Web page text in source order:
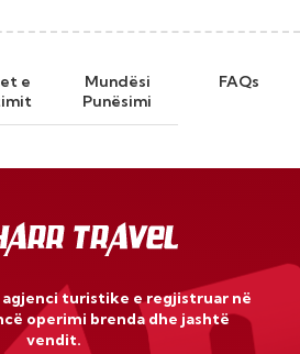
e
Mundësi
Punësimi
FAQs
turistike e regjistruar në
operimi brenda dhe jashtë
vendit.